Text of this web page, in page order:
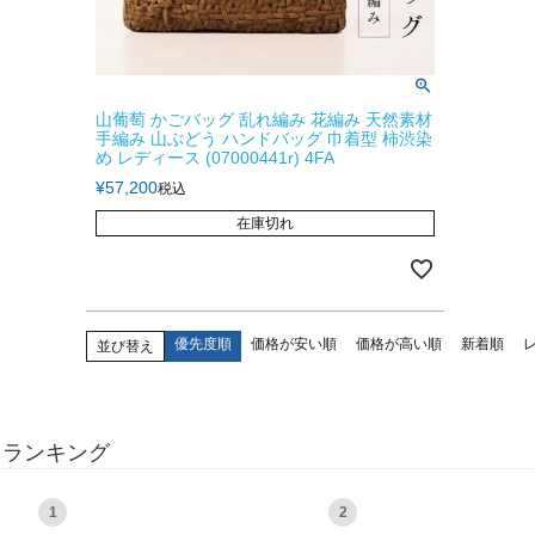
山葡萄 かごバッグ 乱れ編み 花編み 天然素材
手編み 山ぶどう ハンドバッグ 巾着型 柿渋染
め レディース (07000441r) 4FA
¥57,200税込
在庫切れ
並び替え 優先度順 価格が安い順 価格が高い順 新着順
ランキング
1 2